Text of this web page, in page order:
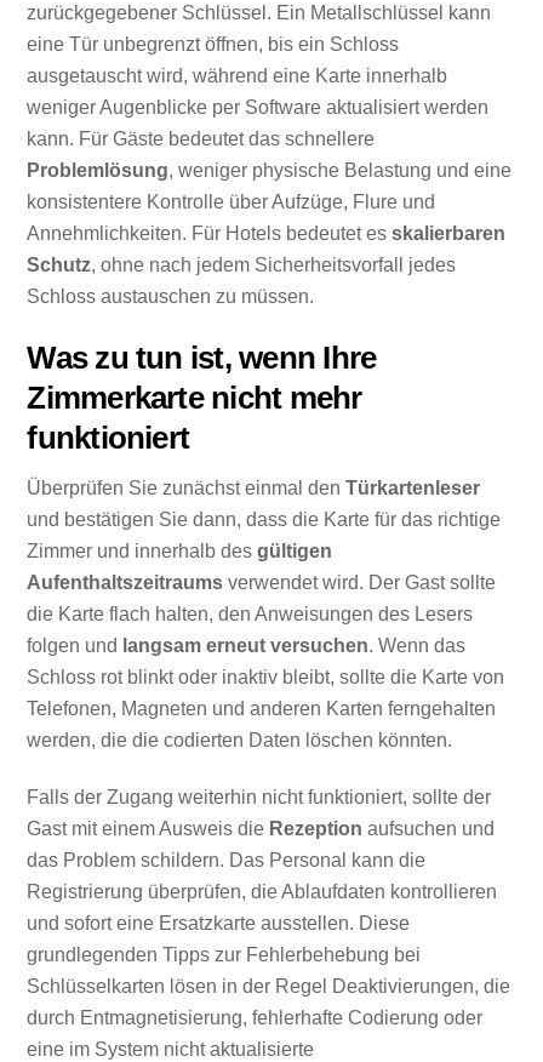
zurückgegebener Schlüssel. Ein Metallschlüssel kann
eine Tür unbegrenzt öffnen, bis ein Schloss
ausgetauscht wird, während eine Karte innerhalb
weniger Augenblicke per Software aktualisiert werden
kann. Für Gäste bedeutet das schnellere
Problemlösung, weniger physische Belastung und eine
konsistentere Kontrolle über Aufzüge, Flure und
Annehmlichkeiten. Für Hotels bedeutet esskalierbaren
Schutz, ohne nach jedem Sicherheitsvorfall jedes
Schloss austauschen zu müssen.
Was zu tun ist, wenn Ihre
Zimmerkarte nicht mehr
funktioniert
Überprüfen Sie zunächst einmal denTürkartenleser
und bestätigen Sie dann, dass die Karte für das richtige
Zimmer und innerhalb desgültigen
Aufenthaltszeitraums verwendet wird. Der Gast sollte
die Karte flach halten, den Anweisungen des Lesers
folgen und langsam erneut versuchen. Wenn das
Schloss rot blinkt oder inaktiv bleibt, sollte die Karte von
Telefonen, Magneten und anderen Karten ferngehalten
werden, die die codierten Daten löschen könnten.
Falls der Zugang weiterhin nicht funktioniert, sollte der
Gast mit einem Ausweis die Rezeption aufsuchen und
das Problem schildern. Das Personal kann die
Registrierung überprüfen, die Ablaufdaten kontrollieren
und sofort eine Ersatzkarte ausstellen. Diese
grundlegenden Tipps zur Fehlerbehebung bei
Schlüsselkarten lösen in der Regel Deaktivierungen, die
durch Entmagnetisierung, fehlerhafte Codierung oder
eine im System nicht aktualisierte